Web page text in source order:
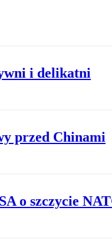
i delikatni
przed Chinami
o szczycie